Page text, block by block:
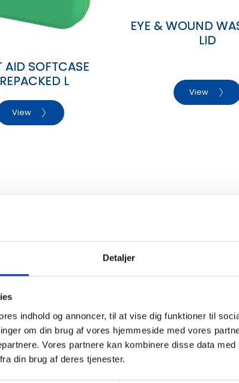
Detaljer
indhold og annoncer, til at vise dig funktioner til
om din brug af vores hjemmeside med vores
Vores partnere kan kombinere disse data
din brug af deres tjenester.
AID SOFTCASE
L
View
EYE & WOUND
LID
View
DISPENSER
EMPTY
FIRST AID